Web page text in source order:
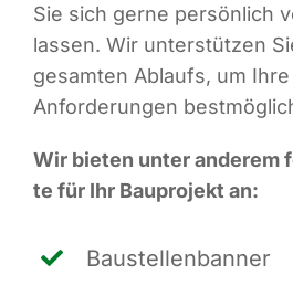
Sie sich ger­ne per­sön­lich
las­sen. Wir unter­stüt­zen
gesam­ten Ablaufs, um
Anfor­de­run­gen
Wir bie­ten unter ande­rem
te für Ihr Bau­pro­jekt an:
Bau­stel­len­ban­ner